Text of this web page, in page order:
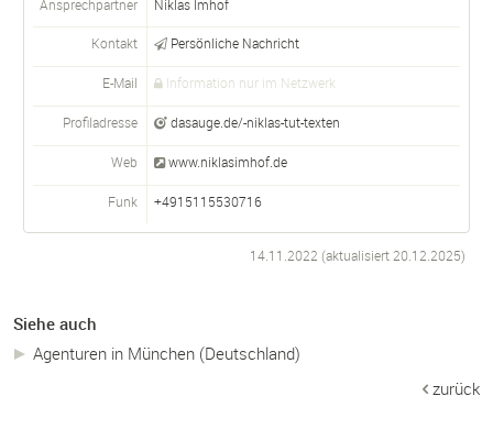
Ansprechpartner Niklas Imhof
Kontakt Persönliche Nachricht
E-Mail Information nur im Netzwerk
Profiladresse dasauge.de/-niklas-tut-texten
Web www.niklasimhof.de
Funk +4915115530716
14.11.2022 (aktualisiert 20.12.2025)
Siehe auch
Agenturen in München (Deutschland)
zurück